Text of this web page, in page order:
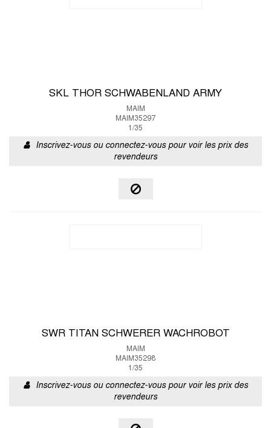
SKL THOR SCHWABENLAND ARMY
MAIM
MAIM35297
1/35
Inscrivez-vous ou connectez-vous pour voir les prix des
revendeurs
SWR TITAN SCHWERER WACHROBOT
MAIM
MAIM35298
1/35
Inscrivez-vous ou connectez-vous pour voir les prix des
revendeurs